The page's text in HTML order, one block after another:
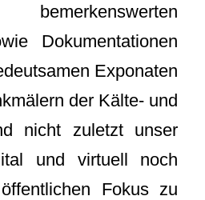
Dokumentationen
Exponaten
der Kälte- und
nicht zuletzt unser
und virtuell noch
Fokus zu